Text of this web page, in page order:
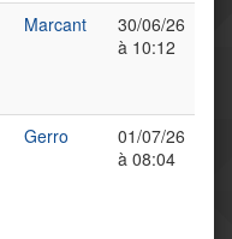
Marcant
30/06/26
à 10:12
Gerro
01/07/26
à 08:04